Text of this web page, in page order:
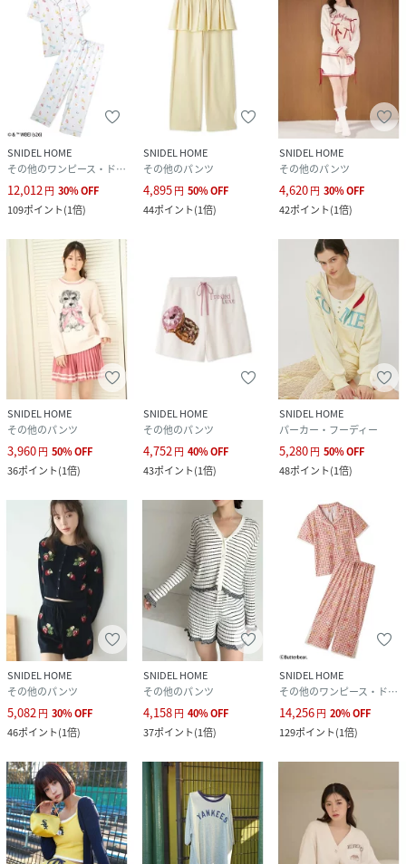
SHNP262089-L5-3U RX0667
SNIDEL HOME
その他のワンピース・ドレス
12,012 円 30%OFF
109ポイント(1倍)
SNIDEL HOME
その他のパンツ
4,895円 50%OFF
44ポイント(1倍)
SNIDEL HOME
その他のパンツ
4,620円 30%OFF
42ポイント(1倍)
SNIDEL HOME
その他のパンツ
3,960円 50%OFF
36ポイント(1倍)
SNIDEL HOME
その他のパンツ
4,752円 40%OFF
43ポイント(1倍)
SNIDEL HOME
パーカー・フーディー
5,280円 50%OFF
48ポイント(1倍)
SNIDEL HOME
その他のパンツ
5,082 円 30%OFF
46ポイント(1倍)
SNIDEL HOME
その他のパンツ
4,158円 40%OFF
37ポイント(1倍)
SNIDEL HOME
その他のワンピース・ドレス
14,256円 20%OFF
129ポイント(1倍)